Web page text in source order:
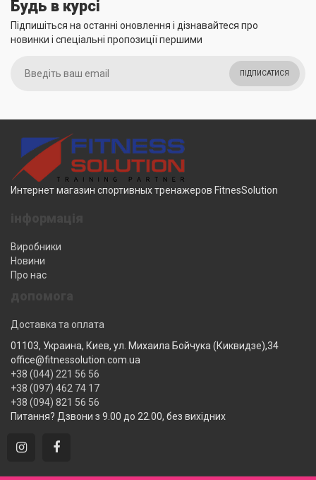
Будь в курсі
Підпишіться на останні оновлення і дізнавайтеся про
новинки і спеціальні пропозиції першими
ПІДПИСАТИСЯ
Интернет магазин спортивных тренажеров FitnesSolution
Виробники
Новини
Про нас
Доставка та оплата
01103, Украина, Киев, ул. Михаила Бойчука (Киквидзе),34
office@fitnessolution.com.ua
+38 (044) 221 56 56
+38 (097) 462 74 17
+38 (094) 821 56 56
Питання? Дзвони з 9.00 до 22.00, без вихідних